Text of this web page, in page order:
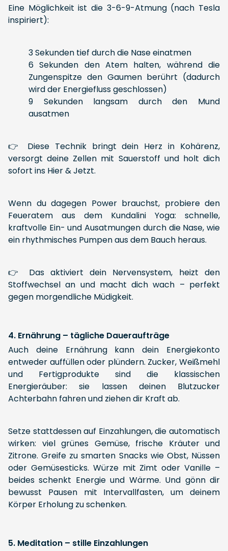
Eine Möglichkeit ist die 3-6-9-Atmung (nach Tesla
inspiriert):
3 Sekunden tief durch die Nase einatmen
6 Sekunden den Atem halten, während die
Zungenspitze den Gaumen berührt (dadurch
wird der Energiefluss geschlossen)
9 Sekunden langsam durch den Mund
ausatmen
👉 Diese Technik bringt dein Herz in Kohärenz,
versorgt deine Zellen mit Sauerstoff und holt dich
sofort ins Hier & Jetzt.
Wenn du dagegen Power brauchst, probiere den
Feueratem aus dem Kundalini Yoga: schnelle,
kraftvolle Ein- und Ausatmungen durch die Nase, wie
ein rhythmisches Pumpen aus dem Bauch heraus.
👉 Das aktiviert dein Nervensystem, heizt den
Stoffwechsel an und macht dich wach – perfekt
gegen morgendliche Müdigkeit.
4. Ernährung – tägliche Daueraufträge
Auch deine Ernährung kann dein Energiekonto
entweder auffüllen oder plündern. Zucker, Weißmehl
und Fertigprodukte sind die klassischen
Energieräuber: sie lassen deinen Blutzucker
Achterbahn fahren und ziehen dir Kraft ab.
Setze stattdessen auf Einzahlungen, die automatisch
wirken: viel grünes Gemüse, frische Kräuter und
Zitrone. Greife zu smarten Snacks wie Obst, Nüssen
oder Gemüsesticks. Würze mit Zimt oder Vanille –
beides schenkt Energie und Wärme. Und gönn dir
bewusst Pausen mit Intervallfasten, um deinem
Körper Erholung zu schenken.
5. Meditation – stille Einzahlungen